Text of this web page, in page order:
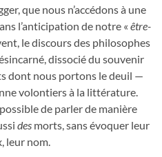
que nous n’accédons à une
l’anticipation de notre «être-
le discours des philosophes
dissocié du souvenir
dont nous portons le deuil —
volontiers à la littérature.
de parler de manière
des morts, sans évoquer leur
leur nom.